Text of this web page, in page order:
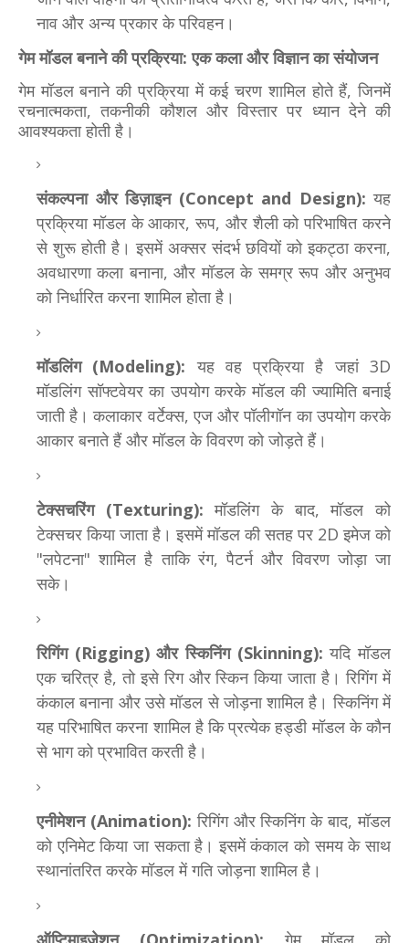
नाव और अन्य प्रकार के परिवहन।
गेम मॉडल बनाने की प्रक्रिया: एक कला और विज्ञान का संयोजन
गेम मॉडल बनाने की प्रक्रिया में कई चरण शामिल होते हैं, जिनमें
रचनात्मकता, तकनीकी कौशल और विस्तार पर ध्यान देने की
आवश्यकता होती है।
संकल्पना और डिज़ाइन (Concept and Design): यह
प्रक्रिया मॉडल के आकार, रूप, और शैली को परिभाषित करने
से शुरू होती है। इसमें अक्सर संदर्भ छवियों को इकट्ठा करना,
अवधारणा कला बनाना, और मॉडल के समग्र रूप और अनुभव
को निर्धारित करना शामिल होता है।
मॉडलिंग (Modeling): यह वह प्रक्रिया है जहां 3D
मॉडलिंग सॉफ्टवेयर का उपयोग करके मॉडल की ज्यामिति बनाई
जाती है। कलाकार वर्टेक्स, एज और पॉलीगॉन का उपयोग करके
आकार बनाते हैं और मॉडल के विवरण को जोड़ते हैं।
टेक्सचरिंग (Texturing): मॉडलिंग के बाद, मॉडल को
टेक्सचर किया जाता है। इसमें मॉडल की सतह पर 2D इमेज को
"लपेटना" शामिल है ताकि रंग, पैटर्न और विवरण जोड़ा जा
सके।
रिगिंग (Rigging) और स्किनिंग (Skinning): यदि मॉडल
एक चरित्र है, तो इसे रिग और स्किन किया जाता है। रिगिंग में
कंकाल बनाना और उसे मॉडल से जोड़ना शामिल है। स्किनिंग में
यह परिभाषित करना शामिल है कि प्रत्येक हड्डी मॉडल के कौन
से भाग को प्रभावित करती है।
एनीमेशन (Animation): रिगिंग और स्किनिंग के बाद, मॉडल
को एनिमेट किया जा सकता है। इसमें कंकाल को समय के साथ
स्थानांतरित करके मॉडल में गति जोड़ना शामिल है।